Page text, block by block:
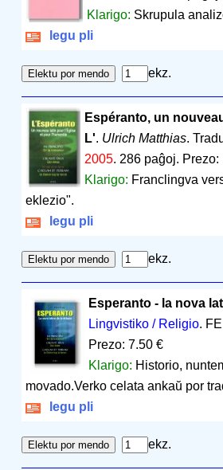
Klarigo: Skrupula
legu pli
ekz.
Espéranto, un
L'. Ulrich Matthias.
2005. 286 paĝoj. Prezo:
Klarigo: Franclingva
eklezio".
legu pli
ekz.
Esperanto - la nova
Lingvistiko / Religio.
Prezo: 7.50 €
Klarigo: Historio,
movado.Verko celata ankaŭ por
legu pli
ekz.